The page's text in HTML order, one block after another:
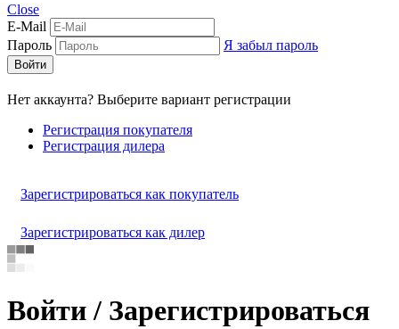
Close
E-Mail
Пароль
Я забыл пароль
Войти
Нет аккаунта? Выберите вариант регистрации
Регистрация покупателя
Регистрация дилера
Зарегистрироваться как покупатель
Зарегистрироваться как дилер
Войти / Зарегистрироваться